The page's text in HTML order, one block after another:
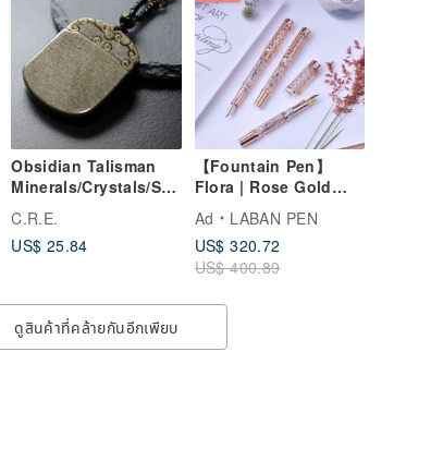
Obsidian Talisman
Minerals/Crystals/Spi
Fortune/Attracting
Wealth/Dispelling
C.R.E.
US$ 25.84
【Fountain Pen】
Flora | Rose Gold
Slender &
Transparent, Fine
Writing Stationery
Ad
LABAN PEN
US$ 320.72
US$ 400.89
ดูสินค้าที่คล้ายกันอีกเพียบ